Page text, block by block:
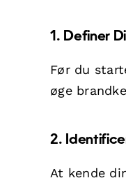
1. Definer
Før du
øge
2.
At kende